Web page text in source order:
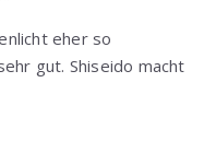
eher so
gut. Shiseido macht